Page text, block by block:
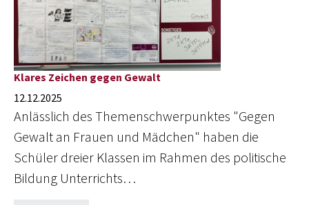
Klares Zeichen gegen Gewalt
12.12.2025
Anlässlich des Themenschwerpunktes "Gegen
Gewalt an Frauen und Mädchen" haben die
Schüler dreier Klassen im Rahmen des politische
Bildung Unterrichts…